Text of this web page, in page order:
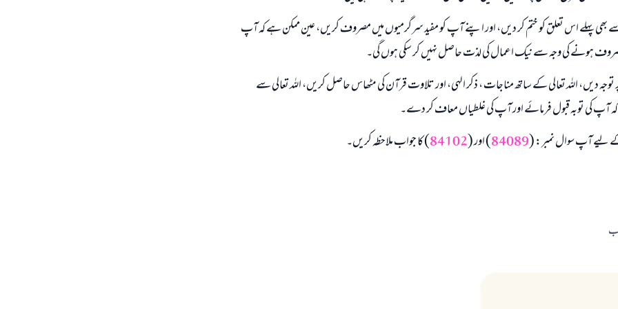
پہلے اس تعلق کو ختم کر دیں، اور اپنے آپ کو مفید سرگرمیوں میں مصروف کریں، عین ممکن ہے کہ آپ
ہونے کی وجہ سے نیک اعمال کی لذت حاصل نہیں کر سکی ہوں گی۔
دیں، اللہ تعالی کے ساتھ مناجات ، ذکر الہی، اور تلاوت قرآن کی مٹھاس حاصل کریں، اللہ تعالی سے
آپ کی توبہ قبول فرمائے اور آپ کی غلطیاں معاف کر دے۔
لیے آپ سوال نمبر: (84089) اور (84102) کا جواب ملاحظہ کریں۔